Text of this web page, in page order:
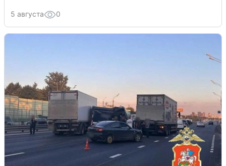
5 августа 0